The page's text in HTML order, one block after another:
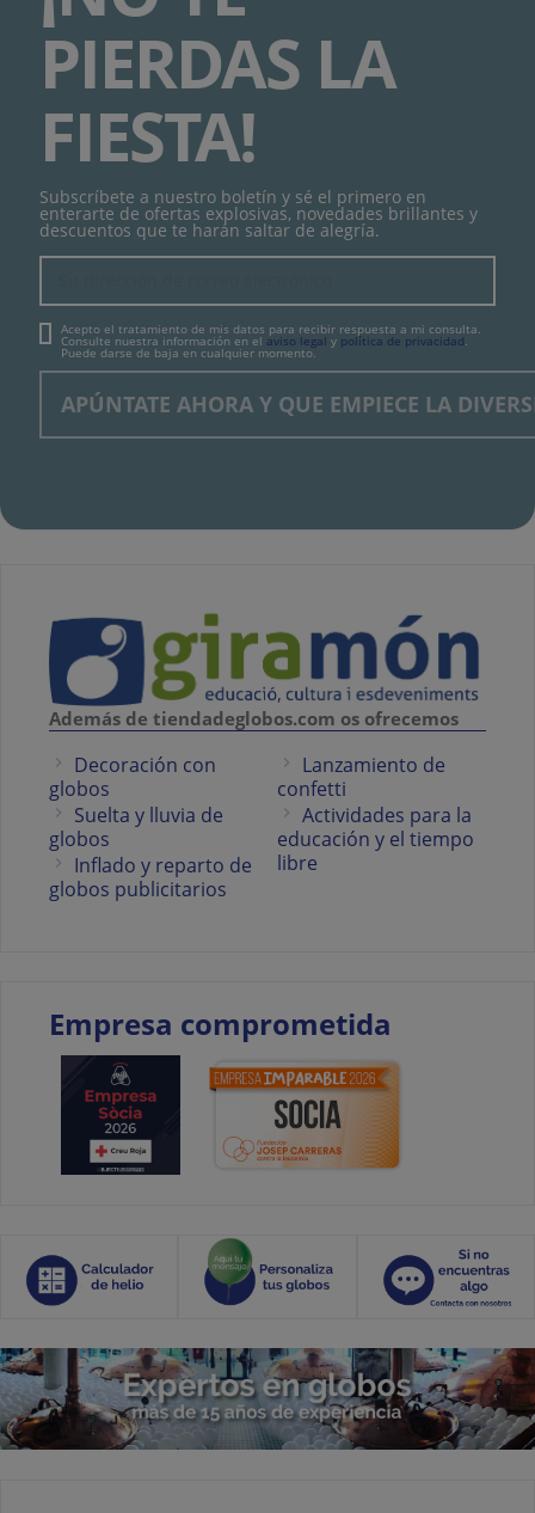
PIERDAS LA
FIESTA!
Subscríbete a nuestro boletín y sé el primero en
enterarte de ofertas explosivas, novedades brillantes y
descuentos que te harán saltar de alegría.
Acepto el tratamiento de mis datos para recibir respuesta a mi consulta.
Consulte nuestra información en el aviso legal y política de privacidad
Puede darse de baja en cualquier momento.
Además de tiendadeglobos.com os ofrecemos
Decoración con
globos
Suelta y lluvia de
globos
Inflado y reparto de
globos publicitarios
Lanzamiento de
confetti
Actividades para la
educación y el tiempo
libre
Empresa comprometida